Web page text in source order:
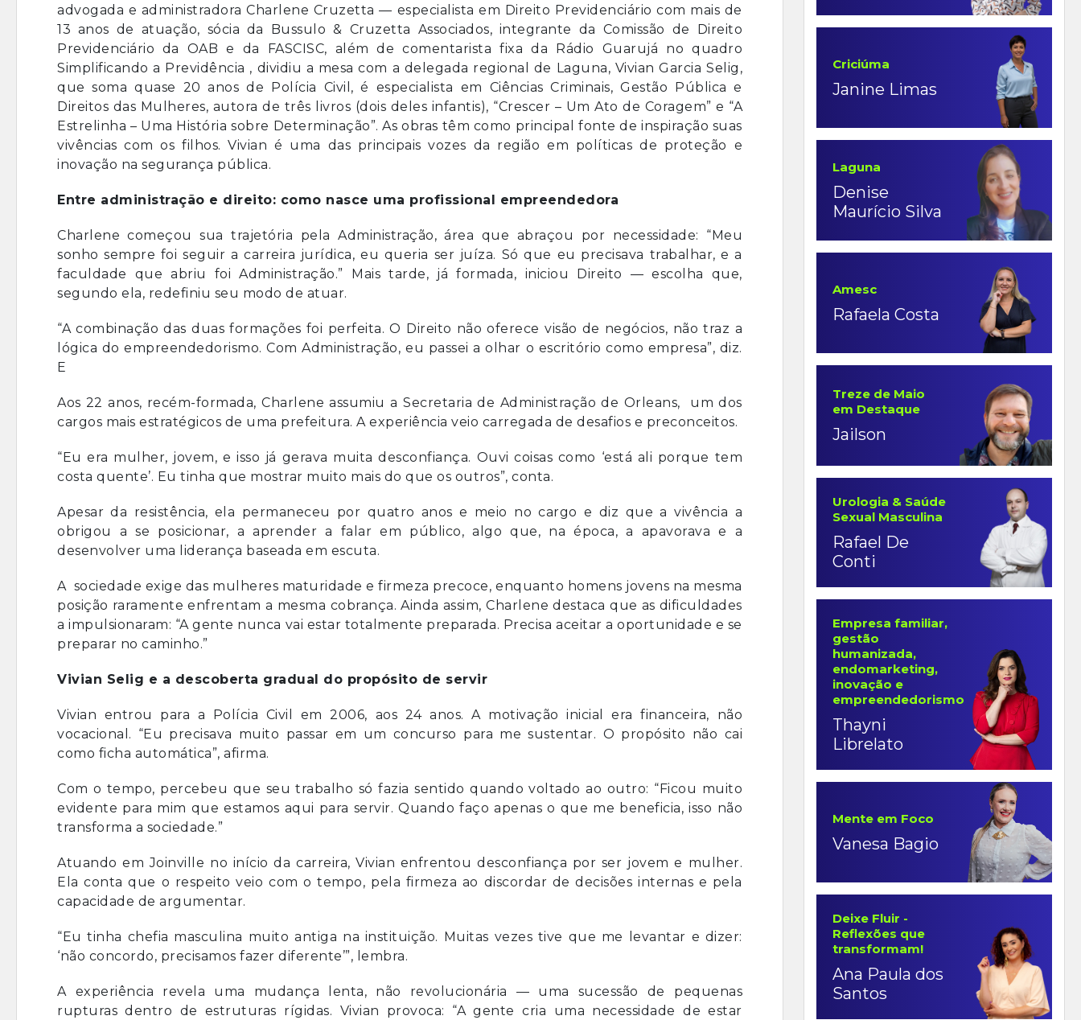
advogada e administradora Charlene Cruzetta — especialista em Direito Previdenciário com mais de
13 anos de atuação, sócia da Bussulo & Cruzetta Associados, integrante da Comissão de Direito
Previdenciário da OAB e da FASCISC, além de comentarista fixa da Rádio Guarujá no quadro
Simplificando a Previdência , dividiu a mesa com a delegada regional de Laguna, Vivian Garcia Selig,
que soma quase 20 anos de Polícia Civil, é especialista em Ciências Criminais, Gestão Pública e
Direitos das Mulheres, autora de três livros (dois deles infantis), “Crescer – Um Ato de Coragem” e “A
Estrelinha – Uma História sobre Determinação”. As obras têm como principal fonte de inspiração suas
vivências com os filhos. Vivian é uma das principais vozes da região em políticas de proteção e
inovação na segurança pública.
Entre administração e direito: como nasce uma profissional empreendedora
Charlene começou sua trajetória pela Administração, área que abraçou por necessidade: “Meu
sonho sempre foi seguir a carreira jurídica, eu queria ser juíza. Só que eu precisava trabalhar, e a
faculdade que abriu foi Administração.” Mais tarde, já formada, iniciou Direito — escolha que,
segundo ela, redefiniu seu modo de atuar.
“A combinação das duas formações foi perfeita. O Direito não oferece visão de negócios, não traz a
lógica do empreendedorismo. Com Administração, eu passei a olhar o escritório como empresa”, diz.
E
Aos 22 anos, recém-formada, Charlene assumiu a Secretaria de Administração de Orleans, um dos
cargos mais estratégicos de uma prefeitura. A experiência veio carregada de desafios e preconceitos.
“Eu era mulher, jovem, e isso já gerava muita desconfiança. Ouvi coisas como ‘está ali porque tem
costa quente’. Eu tinha que mostrar muito mais do que os outros”, conta.
Apesar da resistência, ela permaneceu por quatro anos e meio no cargo e diz que a vivência a
obrigou a se posicionar, a aprender a falar em público, algo que, na época, a apavorava e a
desenvolver uma liderança baseada em escuta.
A sociedade exige das mulheres maturidade e firmeza precoce, enquanto homens jovens na mesma
posição raramente enfrentam a mesma cobrança. Ainda assim, Charlene destaca que as dificuldades
a impulsionaram: “A gente nunca vai estar totalmente preparada. Precisa aceitar a oportunidade e se
preparar no caminho.”
Vivian Selig e a descoberta gradual do propósito de servir
Vivian entrou para a Polícia Civil em 2006, aos 24 anos. A motivação inicial era financeira, não
vocacional. “Eu precisava muito passar em um concurso para me sustentar. O propósito não cai
como ficha automática”, afirma.
Com o tempo, percebeu que seu trabalho só fazia sentido quando voltado ao outro: “Ficou muito
evidente para mim que estamos aqui para servir. Quando faço apenas o que me beneficia, isso não
transforma a sociedade.”
Atuando em Joinville no início da carreira, Vivian enfrentou desconfiança por ser jovem e mulher.
Ela conta que o respeito veio com o tempo, pela firmeza ao discordar de decisões internas e pela
capacidade de argumentar.
“Eu tinha chefia masculina muito antiga na instituição. Muitas vezes tive que me levantar e dizer:
‘não concordo, precisamos fazer diferente’”, lembra.
A experiência revela uma mudança lenta, não revolucionária — uma sucessão de pequenas
rupturas dentro de estruturas rígidas. Vivian provoca: “A gente cria uma necessidade de estar
Criciúma
Janine Limas
Laguna
Denise
Maurício Silva
Amesc
Rafaela Costa
Treze de Maio
em Destaque
Jailson
Urologia & Saúde
Sexual Masculina
Rafael De
Conti
Empresa familiar,
gestão
humanizada,
endomarketing,
inovação e
empreendedorismo
Thayni
Librelato
Mente em Foco
Vanesa Bagio
Deixe Fluir -
Reflexões que
transformam!
Ana Paula dos
Santos